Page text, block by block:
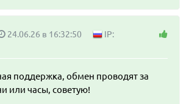
24.06.26 в 16:32:50
IP:
поддержка, обмен проводят за
или часы, советую!